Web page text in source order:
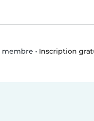
membre • Inscription